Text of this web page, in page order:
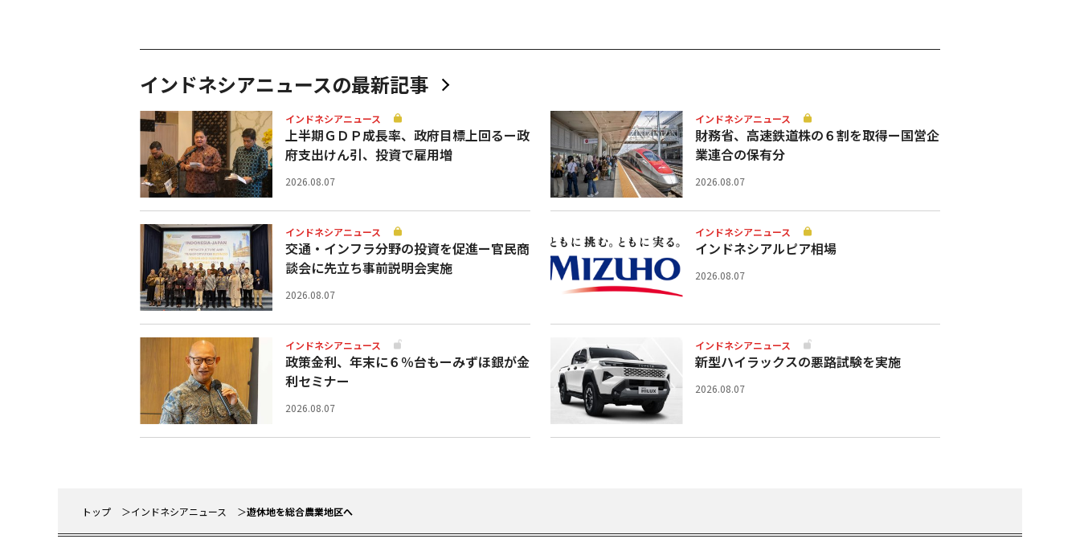
インドネシアニュースの最新記事
インドネシアニュース
上半期ＧＤＰ成長率、政府目標上回るー政
府支出けん引、投資で雇用増
2026.08.07
インドネシアニュース
財務省、高速鉄道株の６割を取得ー国営企
業連合の保有分
2026.08.07
インドネシアニュース
交通・インフラ分野の投資を促進ー官民商
談会に先立ち事前説明会実施
2026.08.07
インドネシアニュース
インドネシアルピア相場
2026.08.07
インドネシアニュース
政策金利、年末に６％台もーみずほ銀が金
利セミナー
2026.08.07
インドネシアニュース
新型ハイラックスの悪路試験を実施
2026.08.07
トップ インドネシアニュース 遊休地を総合農業地区へ